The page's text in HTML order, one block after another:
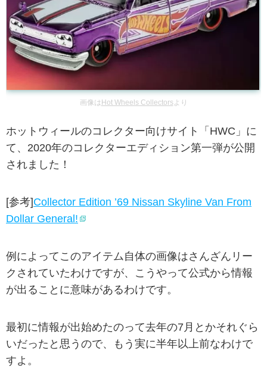
画像は Hot Wheels Collectors より
ホットウィールのコレクター向けサイト「HWC」に
て、2020年のコレクターエディション第一弾が公開
されました！
[参考]Collector Edition ’69 Nissan Skyline Van From
Dollar General!
例によってこのアイテム自体の画像はさんざんリー
クされていたわけですが、こうやって公式から情報
が出ることに意味があるわけです。
最初に情報が出始めたのって去年の7月とかそれぐら
いだったと思うので、もう実に半年以上前なわけで
すよ。